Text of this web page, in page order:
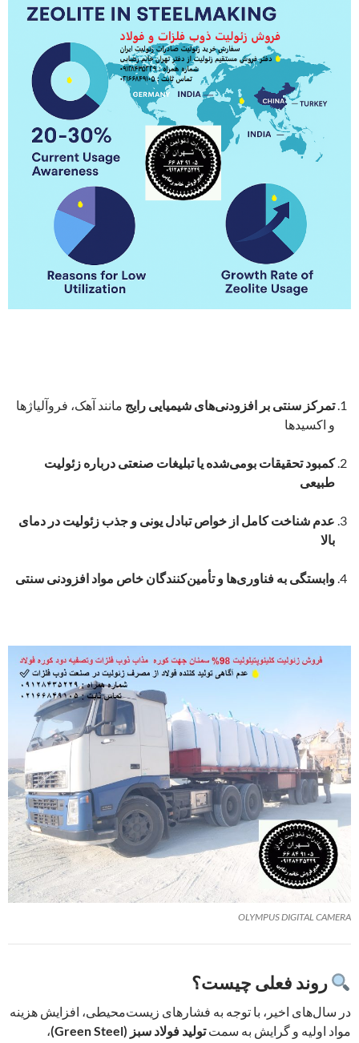
تمرکز سنتی بر افزودنی‌های شیمیایی رایج مانند آهک، فروآلیاژها
و اکسیدها
کمبود تحقیقات بومی‌شده یا تبلیغات صنعتی درباره زئولیت
طبیعی
عدم شناخت کامل از خواص تبادل یونی و جذب زئولیت در دمای
بالا
وابستگی به فناوری‌ها و تأمین‌کنندگان خاص مواد افزودنی سنتی
OLYMPUS DIGITAL CAMERA
روند فعلی چیست؟
در سال‌های اخیر، با توجه به فشارهای زیست‌محیطی، افزایش هزینه
مواد اولیه و گرایش به سمتتولید فولاد سبز (Green Steel)
،